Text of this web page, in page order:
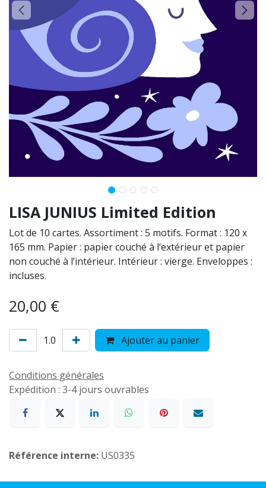
LISA JUNIUS Limited Edition
Lot de 10 cartes. Assortiment : 5 motifs. Format : 120 x
165 mm. Papier : papier couché à l’extérieur et papier
non couché à l’intérieur. Intérieur : vierge. Enveloppes :
incluses.
20,00 €
Ajouter au panier
Conditions générales
Expédition : 3-4 jours ouvrables
Référence interne: US0335